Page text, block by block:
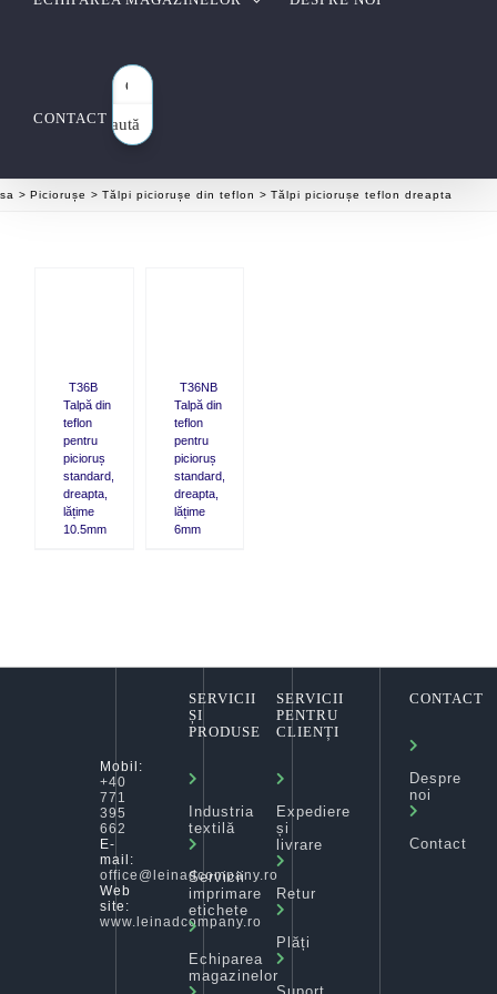
CONTACTCaută
Piciorușe Tălpi piciorușe din teflon Tălpi piciorușe teflon dreapta
T36B
Talpă din
teflon
pentru
picioruș
standard,
dreapta,
lățime
10.5mm
T36NB
Talpă din
teflon
pentru
picioruș
standard,
dreapta,
lățime
6mm
Mobil:
+40
771
395
662
E-
mail:
office@leinadcompany.ro
Web
site:
www.leinadcompany.ro
SERVICII
ȘI
PRODUSE
Industria
textilă
Servicii
imprimare
etichete
Echiparea
magazinelor
SERVICII
PENTRU
CLIENȚI
Expediere
și
livrare
Retur
Plăți
Suport
CONTACT
Despre
noi
Contact